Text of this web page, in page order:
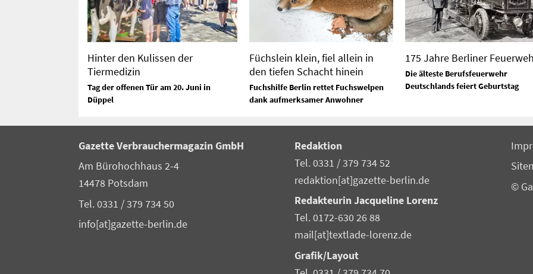
Hinter den Kulissen der
Tiermedizin
Tag der offenen Tür am 20. Juni in
Düppel
Füchslein klein, fiel allein in
den tiefen Schacht hinein
Fuchshilfe Berlin rettet Fuchswelpen
dank aufmerksamer Anwohner
175 Jahre Berliner
Die älteste Berufsfeuerwehr
Deutschlands feiert Geburtstag
Gazette Verbrauchermagazin GmbH
Am Bürohochhaus 2-4
14478 Potsdam
Tel. 0331 / 379 734 50
info[at]gazette-berlin.de
Redaktion
Tel. 0331 / 379 734 52
redaktion[at]gazette-berlin.de
Redakteurin Jacqueline Lorenz
Tel. 0172-630 26 88
mail[at]textlade-lorenz.de
Grafik/Layout
©